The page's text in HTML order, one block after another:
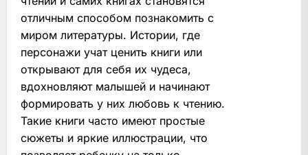
отличным способом познакомить с
миром литературы. Истории, где
персонажи учат ценить книги или
открывают для себя их чудеса,
вдохновляют малышей и начинают
формировать у них любовь к чтению.
Такие книги часто имеют простые
сюжеты и яркие иллюстрации, что